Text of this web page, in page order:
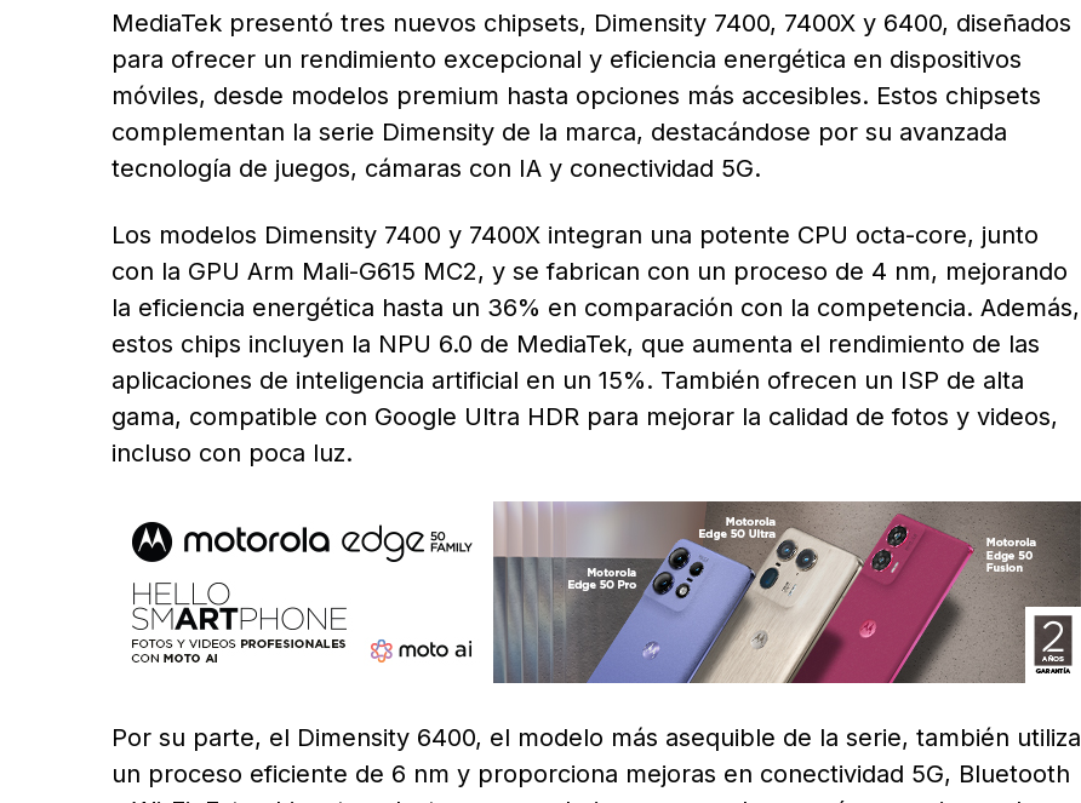
MediaTek presentó tres nuevos chipsets, Dimensity 7400, 7400X y 6400, diseñados
para ofrecer un rendimiento excepcional y eficiencia energética en dispositivos
móviles, desde modelos premium hasta opciones más accesibles. Estos chipsets
complementan la serie Dimensity de la marca, destacándose por su avanzada
tecnología de juegos, cámaras con IA y conectividad 5G.
Los modelos Dimensity 7400 y 7400X integran una potente CPU octa-core, junto
con la GPU Arm Mali-G615 MC2, y se fabrican con un proceso de 4 nm, mejorando
la eficiencia energética hasta un 36% en comparación con la competencia. Además,
estos chips incluyen la NPU 6.0 de MediaTek, que aumenta el rendimiento de las
aplicaciones de inteligencia artificial en un 15%. También ofrecen un ISP de alta
gama, compatible con Google Ultra HDR para mejorar la calidad de fotos y videos,
incluso con poca luz.
Por su parte, el Dimensity 6400, el modelo más asequible de la serie, también utiliza
un proceso eficiente de 6 nm y proporciona mejoras en conectividad 5G, Bluetooth